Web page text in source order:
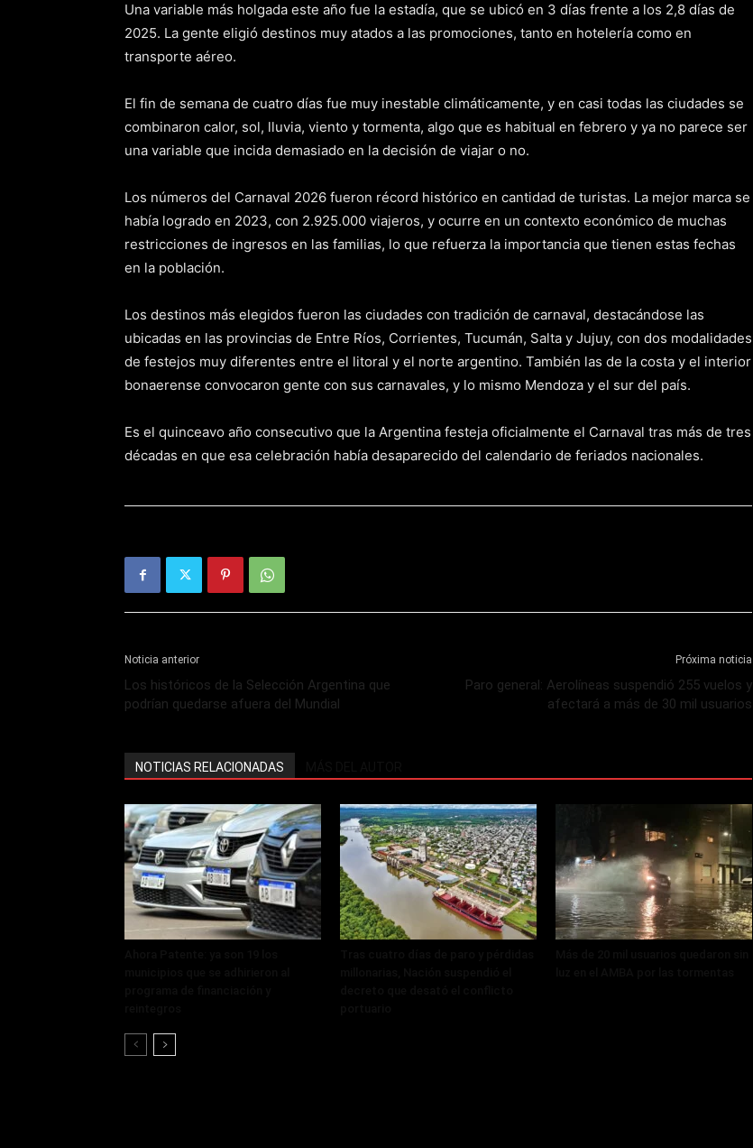
Una variable más holgada este año fue la estadía, que se ubicó en 3 días frente a los 2,8 días de
2025. La gente eligió destinos muy atados a las promociones, tanto en hotelería como en
transporte aéreo.
El fin de semana de cuatro días fue muy inestable climáticamente, y en casi todas las ciudades se
combinaron calor, sol, lluvia, viento y tormenta, algo que es habitual en febrero y ya no parece ser
una variable que incida demasiado en la decisión de viajar o no.
Los números del Carnaval 2026 fueron récord histórico en cantidad de turistas. La mejor marca se
había logrado en 2023, con 2.925.000 viajeros, y ocurre en un contexto económico de muchas
restricciones de ingresos en las familias, lo que refuerza la importancia que tienen estas fechas
en la población.
Los destinos más elegidos fueron las ciudades con tradición de carnaval, destacándose las
ubicadas en las provincias de Entre Ríos, Corrientes, Tucumán, Salta y Jujuy, con dos modalidades
de festejos muy diferentes entre el litoral y el norte argentino. También las de la costa y el interior
bonaerense convocaron gente con sus carnavales, y lo mismo Mendoza y el sur del país.
Es el quinceavo año consecutivo que la Argentina festeja oficialmente el Carnaval tras más de tres
décadas en que esa celebración había desaparecido del calendario de feriados nacionales.
Noticia anterior
Los históricos de la Selección Argentina que
podrían quedarse afuera del Mundial
Próxima noticia
Paro general: Aerolíneas suspendió 255 vuelos y
afectará a más de 30 mil usuarios
NOTICIAS RELACIONADAS